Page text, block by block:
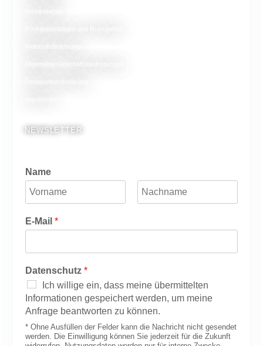
NEWSLETTER
Name
o
r
m
a
E-Mail*
Datenschutz*
Ich willige ein, dass meine übermittelten
Informationen gespeichert werden, um meine
Anfrage beantworten zu können.
* Ohne Ausfüllen der Felder kann die Nachricht nicht gesendet
werden. Die Einwilligung können Sie jederzeit für die Zukunft